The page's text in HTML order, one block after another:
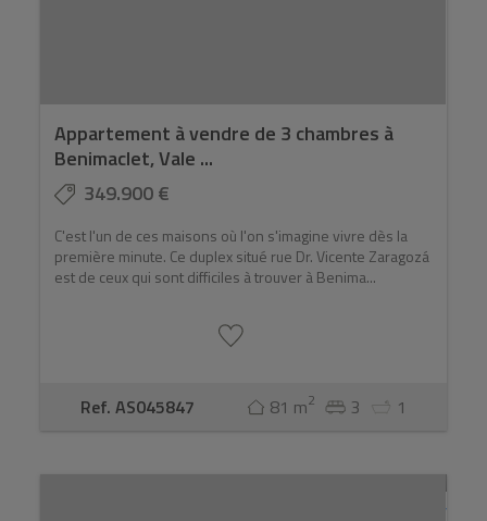
Appartement à vendre de 3 chambres à
Benimaclet, Vale ...
349.900 €
C'est l'un de ces maisons où l'on s'imagine vivre dès la
première minute. Ce duplex situé rue Dr. Vicente Zaragozá
est de ceux qui sont difficiles à trouver à Benima...
Ref. AS045847 81 m2 3 1